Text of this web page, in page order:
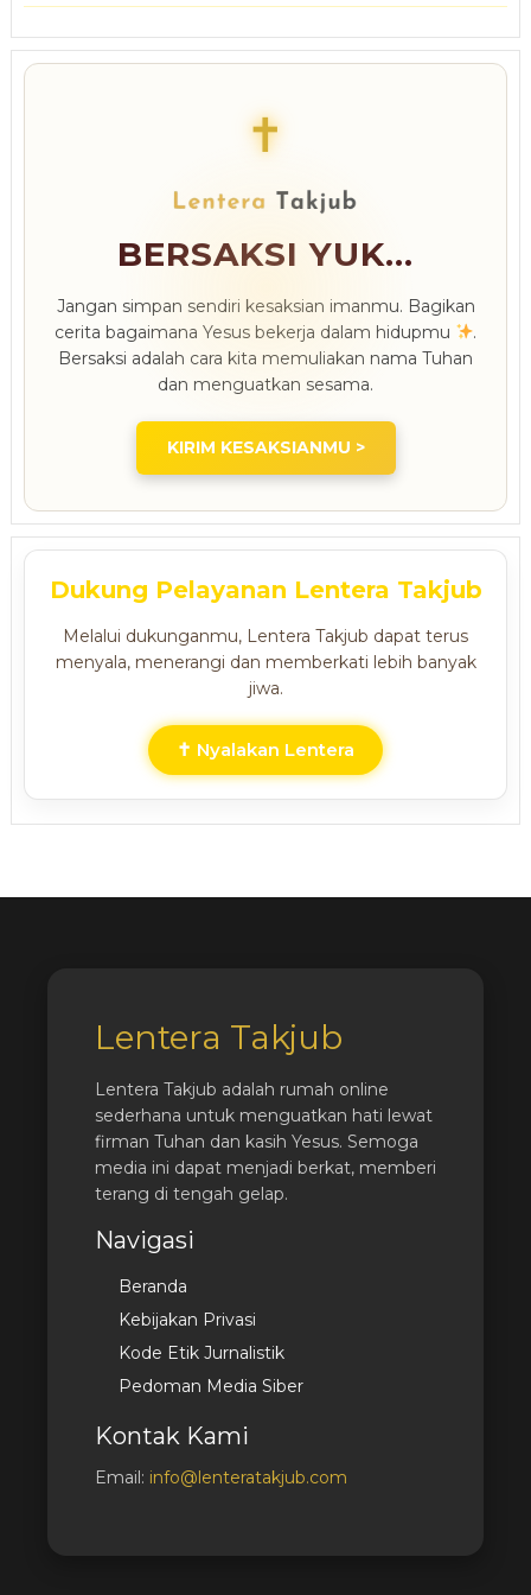
✝
BERSAKSI YUK...
Jangan simpan sendiri kesaksian imanmu. Bagikan
cerita bagaimana Yesus bekerja dalam hidupmu
.
Bersaksi adalah cara kita memuliakan nama Tuhan
dan menguatkan sesama.
KIRIM KESAKSIANMU >
Dukung Pelayanan Lentera Takjub
Melalui dukunganmu, Lentera Takjub dapat terus
menyala, menerangi dan memberkati lebih banyak
jiwa.
✝ Nyalakan Lentera
Lentera Takjub
Lentera Takjub adalah rumah online
sederhana untuk menguatkan hati lewat
firman Tuhan dan kasih Yesus. Semoga
media ini dapat menjadi berkat, memberi
terang di tengah gelap.
Navigasi
Beranda
Kebijakan Privasi
Kode Etik Jurnalistik
Pedoman Media Siber
Kontak Kami
Email: info@lenteratakjub.com